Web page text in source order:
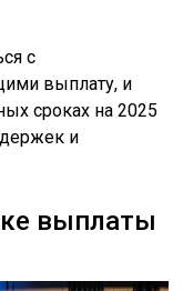
с
выплату, и
сроках на 2025
и
выплаты